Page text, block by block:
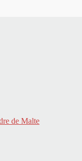
de Malte